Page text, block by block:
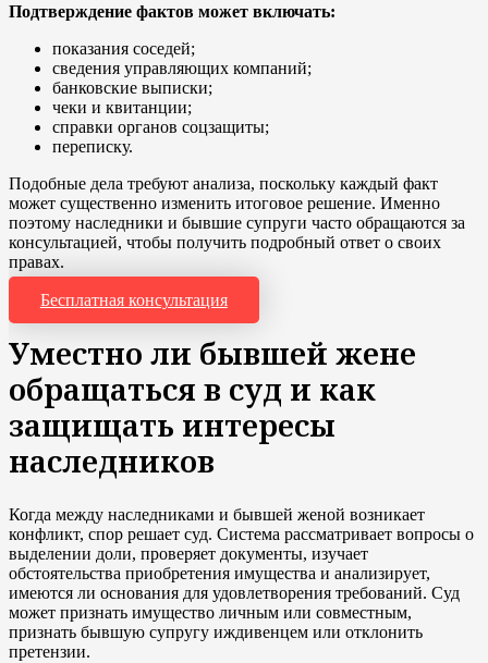
Подтверждение фактов может включать:
показания соседей;
сведения управляющих компаний;
банковские выписки;
чеки и квитанции;
справки органов соцзащиты;
переписку.
Подобные дела требуют анализа, поскольку каждый факт
может существенно изменить итоговое решение. Именно
поэтому наследники и бывшие супруги часто обращаются за
консультацией, чтобы получить подробный ответ о своих
правах.
Бесплатная консультация
Уместно ли бывшей жене
обращаться в суд и как
защищать интересы
наследников
Когда между наследниками и бывшей женой возникает
конфликт, спор решает суд. Система рассматривает вопросы о
выделении доли, проверяет документы, изучает
обстоятельства приобретения имущества и анализирует,
имеются ли основания для удовлетворения требований. Суд
может признать имущество личным или совместным,
признать бывшую супругу иждивенцем или отклонить
претензии.